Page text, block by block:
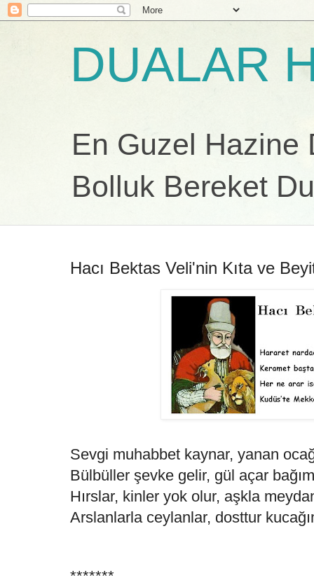
DUALAR
En Guzel Hazine
Bolluk Bereket
Hacı Bektas Veli'nin Kıta ve
Sevgi muhabbet kaynar, yanan
Bülbüller şevke gelir, gül açar
Hırslar, kinler yok olur, aşkla
Arslanlarla ceylanlar, dosttur
*******